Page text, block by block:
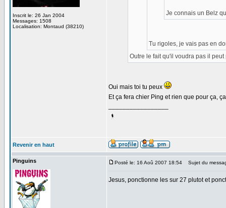
Inscrit le: 26 Jan 2004
Messages: 1508
Localisation: Montaud (38210)
Je connais un Belz
Tu rigoles, je vais pas en
Outre le fait qu'il voudra pas il
Oui mais toi tu peux
Et ça fera chier Ping et rien que pour ça,
Revenir en haut
Pinguins Posté le: 16 Aoû 2007 18:54 Sujet du
Jesus, ponctionne les sur 27 plutot et